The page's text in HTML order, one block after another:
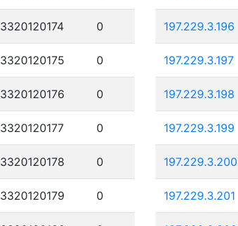
3320120174 0
3320120175 0
3320120176 0
3320120177 0
3320120178 0
3320120179 0
197.229.3.196
197.229.3.197
197.229.3.198
197.229.3.199
197.229.3.200
197.229.3.201